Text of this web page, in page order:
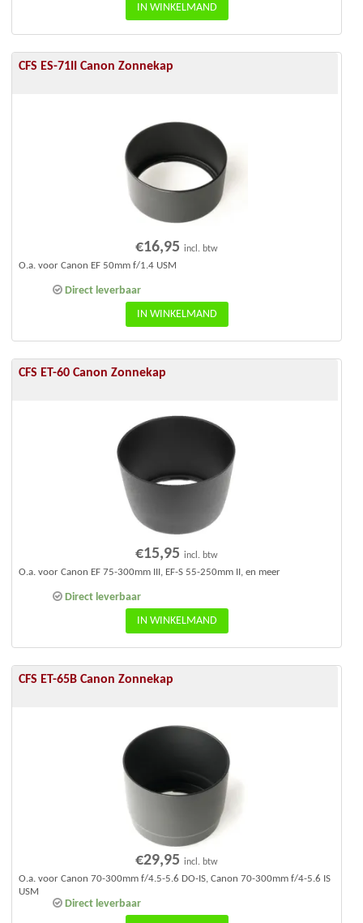
IN WINKELMAND
CFS ES-71II Canon Zonnekap
€16,95 incl. btw
Direct leverbaar
O.a. voor Canon EF 50mm f/1.4 USM
IN WINKELMAND
CFS ET-60 Canon Zonnekap
€15,95 incl. btw
Direct leverbaar
O.a. voor Canon EF 75-300mm III, EF-S 55-250mm II, en meer
IN WINKELMAND
CFS ET-65B Canon Zonnekap
€29,95 incl. btw
Direct leverbaar
O.a. voor Canon 70-300mm f/4.5-5.6 DO-IS, Canon 70-300mm f/4-5.6 IS
USM